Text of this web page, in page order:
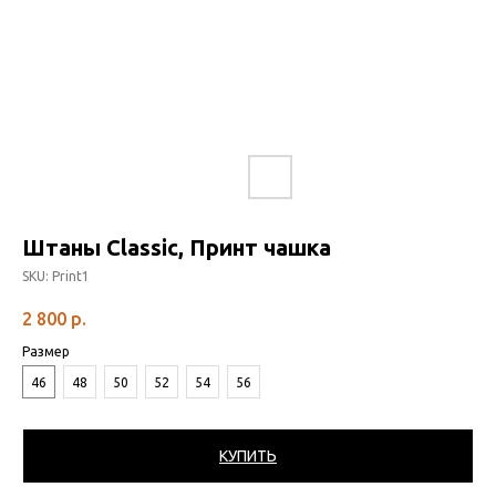
Штаны Classic, Принт чашка
SKU: Print1
2 800 р.
Размер
46 48 50 52 54 56
КУПИТЬ